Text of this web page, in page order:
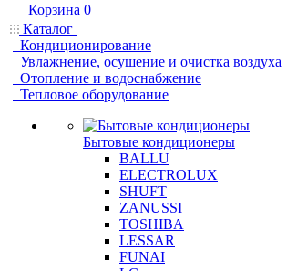
Корзина 0
Каталог
Кондиционирование
Увлажнение, осушение и очистка воздуха
Отопление и водоснабжение
Тепловое оборудование
Бытовые кондиционеры
BALLU
ELECTROLUX
SHUFT
ZANUSSI
TOSHIBA
LESSAR
FUNAI